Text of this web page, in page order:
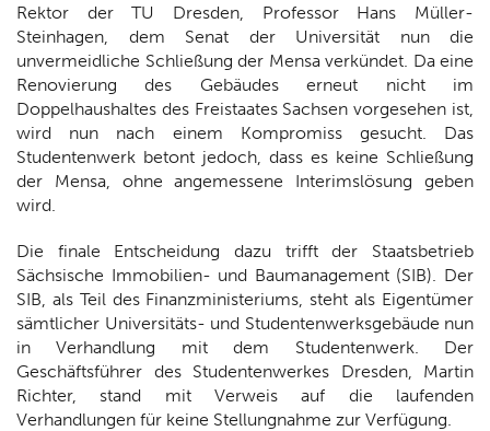
Rektor der TU Dresden, Professor Hans Müller-
Steinhagen, dem Senat der Universität nun die
unvermeidliche Schließung der Mensa verkündet. Da eine
Renovierung des Gebäudes erneut nicht im
Doppelhaushaltes des Freistaates Sachsen vorgesehen ist,
wird nun nach einem Kompromiss gesucht. Das
Studentenwerk betont jedoch, dass es keine Schließung
der Mensa, ohne angemessene Interimslösung geben
wird.
Die finale Entscheidung dazu trifft der Staatsbetrieb
Sächsische Immobilien- und Baumanagement (SIB). Der
SIB, als Teil des Finanzministeriums, steht als Eigentümer
sämtlicher Universitäts- und Studentenwerksgebäude nun
in Verhandlung mit dem Studentenwerk. Der
Geschäftsführer des Studentenwerkes Dresden, Martin
Richter, stand mit Verweis auf die laufenden
Verhandlungen für keine Stellungnahme zur Verfügung.